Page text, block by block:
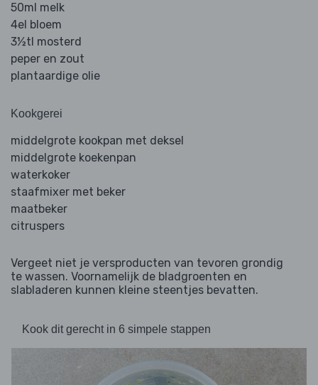
50ml melk
4el bloem
3½tl mosterd
peper en zout
plantaardige olie
Kookgerei
middelgrote kookpan met deksel
middelgrote koekenpan
waterkoker
staafmixer met beker
maatbeker
citruspers
Vergeet niet je versproducten van tevoren grondig
te wassen. Voornamelijk de bladgroenten en
slabladeren kunnen kleine steentjes bevatten.
Kook dit gerecht in 6 simpele stappen